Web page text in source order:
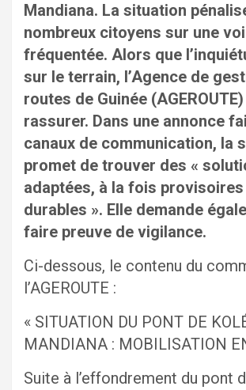
Mandiana. La situation
nombreux citoyens sur une
fréquentée. Alors que
sur le terrain, l’Agence de
routes de Guinée
rassurer. Dans une annonce
canaux de communication, la
promet de trouver des «
adaptées, à la fois
durables ». Elle demande
faire preuve de vigilance.
Ci-dessous, le contenu du
l’AGEROUTE :
« SITUATION DU PONT DE
MANDIANA : MOBILISATION
Suite à l’effondrement du pont